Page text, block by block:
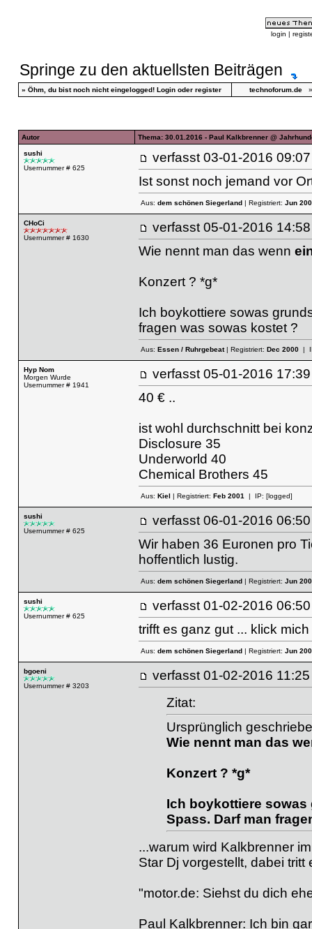
login |
Springe zu den aktuellsten Beiträgen
» Öhm, du bist noch nicht eingelogged! Loginoder register technoforum.de
Autor Thema: 30.01.2016 - Paul Kalkbrenner @
sushi
Usernummer # 625
verfasst 03-01-2016
Ist sonst noch jemand vor
Aus: dem schönen Siegerland| Registriert: Jun
CHoCi
Usernummer # 1630
verfasst 05-01-2016
Wie nennt man das wenn
Konzert ? *g*
Ich boykottiere sowas
fragen was sowas kostet ?
Aus: Essen / Ruhrgebeat| Registriert: Dec 2000|
Hyp Nom
Morgen Wurde
Usernummer # 1941
verfasst 05-01-2016
40 € ..
ist wohl durchschnitt bei
Disclosure 35
Underworld 40
Chemical Brothers 45
Aus: Kiel | Registriert: Feb 2001| IP: [logged]
sushi
Usernummer # 625
verfasst 06-01-2016
Wir haben 36 Euronen pro
hoffentlich lustig.
Aus: dem schönen Siegerland| Registriert: Jun
sushi
Usernummer # 625
verfasst 01-02-2016
trifft es ganz gut ... klick mich
Aus: dem schönen Siegerland| Registriert: Jun
bgoeni
Usernummer # 3203
verfasst 01-02-2016
Zitat:
Ursprünglich
Wie nennt man das
Konzert ? *g*
Ich boykottiere
Spass. Darf man
...warum wird Kalkbrenner
Star Dj vorgestellt, dabei
"motor.de: Siehst du dich
Paul Kalkbrenner: Ich bin